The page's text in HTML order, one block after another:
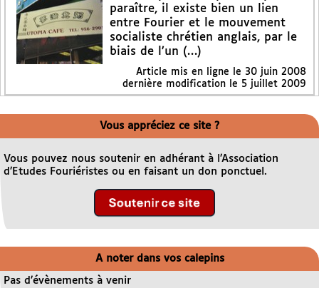
paraître, il existe bien un lien
entre Fourier et le mouvement
socialiste chrétien anglais, par le
biais de l’un (…)
Article mis en ligne le 30 juin 2008
dernière modification le 5 juillet 2009
Vous appréciez ce site ?
Vous pouvez nous soutenir en adhérant à l’Association
d’Etudes Fouriéristes ou en faisant un don ponctuel.
A noter dans vos calepins
Pas d’évènements à venir